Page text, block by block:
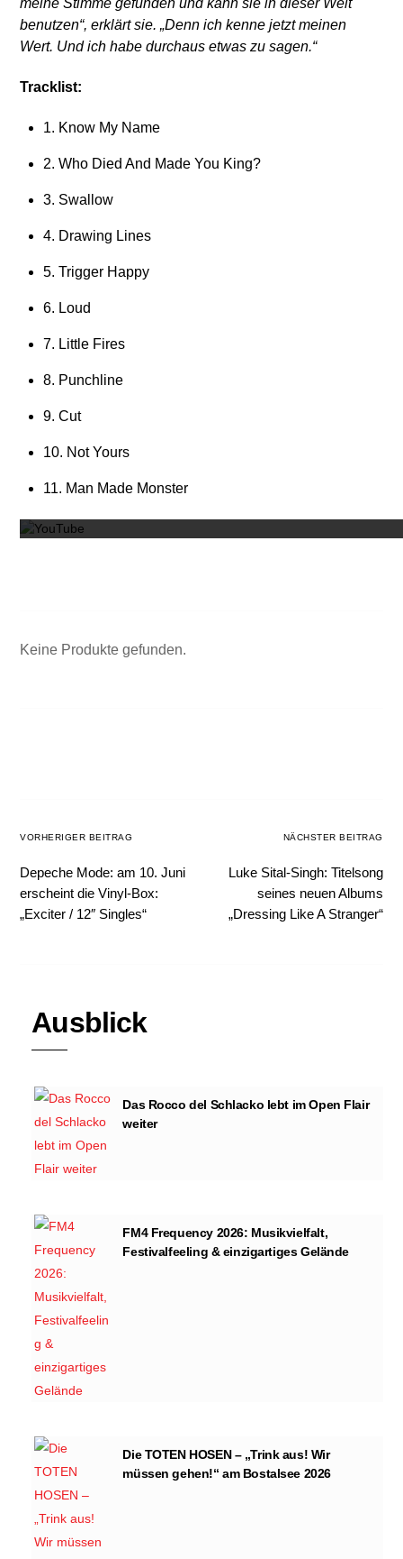
meine Stimme gefunden und kann sie in dieser Welt
benutzen“, erklärt sie. „Denn ich kenne jetzt meinen
Wert. Und ich habe durchaus etwas zu sagen.“
Tracklist:
1. Know My Name
2. Who Died And Made You King?
3. Swallow
4. Drawing Lines
5. Trigger Happy
6. Loud
7. Little Fires
8. Punchline
9. Cut
10. Not Yours
11. Man Made Monster
Keine Produkte gefunden.
VORHERIGER BEITRAG
Depeche Mode: am 10. Juni
erscheint die Vinyl-Box:
„Exciter / 12″ Singles“
NÄCHSTER BEITRAG
Luke Sital-Singh: Titelsong
seines neuen Albums
„Dressing Like A Stranger“
Ausblick
Das Rocco del Schlacko lebt im Open Flair
weiter
FM4 Frequency 2026: Musikvielfalt,
Festivalfeeling & einzigartiges Gelände
Die TOTEN HOSEN – „Trink aus! Wir
müssen gehen!“ am Bostalsee 2026